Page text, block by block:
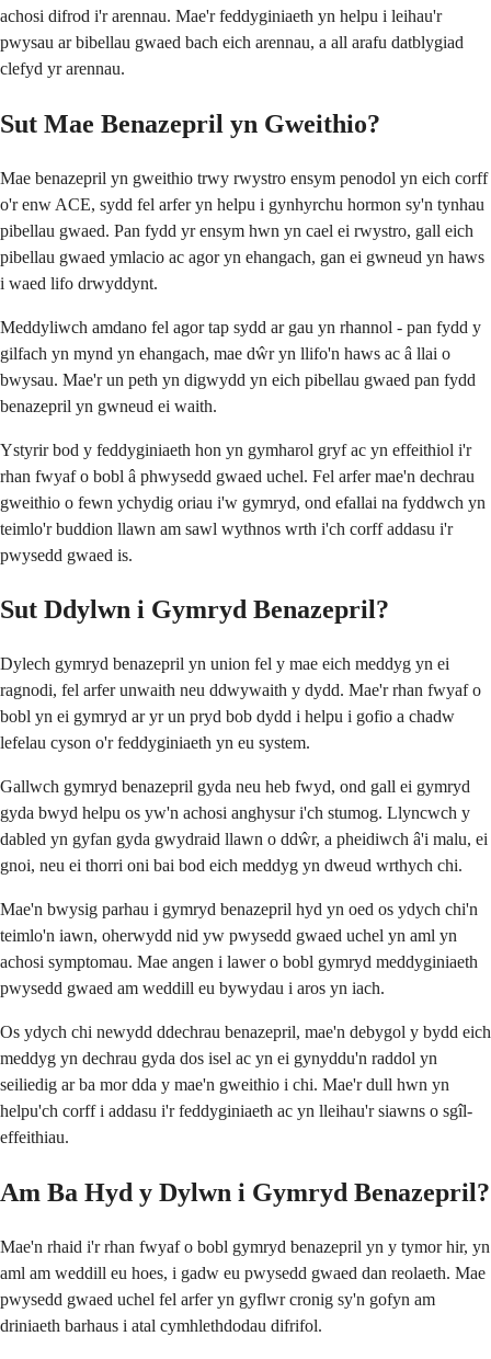
achosi difrod i'r arennau. Mae'r feddyginiaeth yn helpu i leihau'r
pwysau ar bibellau gwaed bach eich arennau, a all arafu datblygiad
clefyd yr arennau.
Sut Mae Benazepril yn Gweithio?
Mae benazepril yn gweithio trwy rwystro ensym penodol yn eich corff
o'r enw ACE, sydd fel arfer yn helpu i gynhyrchu hormon sy'n tynhau
pibellau gwaed. Pan fydd yr ensym hwn yn cael ei rwystro, gall eich
pibellau gwaed ymlacio ac agor yn ehangach, gan ei gwneud yn haws
i waed lifo drwyddynt.
Meddyliwch amdano fel agor tap sydd ar gau yn rhannol - pan fydd y
gilfach yn mynd yn ehangach, mae dŵr yn llifo'n haws ac â llai o
bwysau. Mae'r un peth yn digwydd yn eich pibellau gwaed pan fydd
benazepril yn gwneud ei waith.
Ystyrir bod y feddyginiaeth hon yn gymharol gryf ac yn effeithiol i'r
rhan fwyaf o bobl â phwysedd gwaed uchel. Fel arfer mae'n dechrau
gweithio o fewn ychydig oriau i'w gymryd, ond efallai na fyddwch yn
teimlo'r buddion llawn am sawl wythnos wrth i'ch corff addasu i'r
pwysedd gwaed is.
Sut Ddylwn i Gymryd Benazepril?
Dylech gymryd benazepril yn union fel y mae eich meddyg yn ei
ragnodi, fel arfer unwaith neu ddwywaith y dydd. Mae'r rhan fwyaf o
bobl yn ei gymryd ar yr un pryd bob dydd i helpu i gofio a chadw
lefelau cyson o'r feddyginiaeth yn eu system.
Gallwch gymryd benazepril gyda neu heb fwyd, ond gall ei gymryd
gyda bwyd helpu os yw'n achosi anghysur i'ch stumog. Llyncwch y
dabled yn gyfan gyda gwydraid llawn o ddŵr, a pheidiwch â'i malu, ei
gnoi, neu ei thorri oni bai bod eich meddyg yn dweud wrthych chi.
Mae'n bwysig parhau i gymryd benazepril hyd yn oed os ydych chi'n
teimlo'n iawn, oherwydd nid yw pwysedd gwaed uchel yn aml yn
achosi symptomau. Mae angen i lawer o bobl gymryd meddyginiaeth
pwysedd gwaed am weddill eu bywydau i aros yn iach.
Os ydych chi newydd ddechrau benazepril, mae'n debygol y bydd eich
meddyg yn dechrau gyda dos isel ac yn ei gynyddu'n raddol yn
seiliedig ar ba mor dda y mae'n gweithio i chi. Mae'r dull hwn yn
helpu'ch corff i addasu i'r feddyginiaeth ac yn lleihau'r siawns o sgîl-
effeithiau.
Am Ba Hyd y Dylwn i Gymryd Benazepril?
Mae'n rhaid i'r rhan fwyaf o bobl gymryd benazepril yn y tymor hir, yn
aml am weddill eu hoes, i gadw eu pwysedd gwaed dan reolaeth. Mae
pwysedd gwaed uchel fel arfer yn gyflwr cronig sy'n gofyn am
driniaeth barhaus i atal cymhlethdodau difrifol.